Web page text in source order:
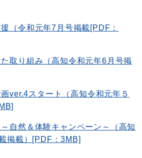
（令和元年7月号掲載[PDF：
取り組み（高知令和元年6月号掲
ver.4スタート（高知令和元年５
自然＆体験キャンペーン～（高知
掲載）[PDF：3MB]